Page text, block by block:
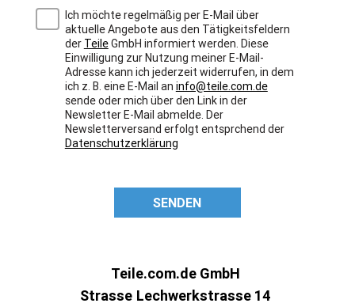
Ich möchte regelmäßig per E-Mail über
aktuelle Angebote aus den Tätigkeitsfeldern
der TeileGmbH informiert werden. Diese
Einwilligung zur Nutzung meiner E-Mail-
Adresse kann ich jederzeit widerrufen, in dem
ich z. B. eine E-Mail an info@teile.com.de
sende oder mich über den Link in der
Newsletter E-Mail abmelde. Der
Newsletterversand erfolgt entsprchend der
Datenschutzerklärung
SENDEN
Teile.com.de GmbH
Strasse Lechwerkstrasse 14